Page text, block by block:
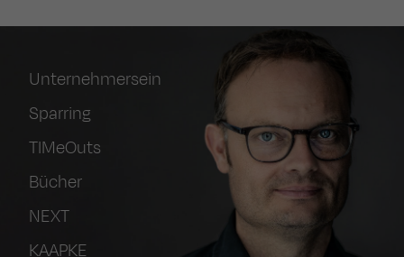
Unternehmersein
Sparring
TIMeOuts
Bücher
NEXT
KAAPKE